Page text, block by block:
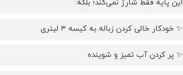
این پایه فقط شارژ نمی‌کند؛ بلکه:
✨ خودکار خالی کردن زباله به کیسه ۳ لیتری
✨ پر کردن آب تمیز و شوینده